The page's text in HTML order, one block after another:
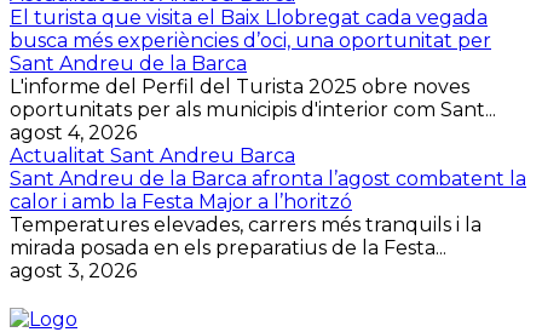
El turista que visita el Baix Llobregat cada vegada
busca més experiències d’oci, una oportunitat per
Sant Andreu de la Barca
L'informe del Perfil del Turista 2025 obre noves
oportunitats per als municipis d'interior com Sant...
agost 4, 2026
Actualitat Sant Andreu Barca
Sant Andreu de la Barca afronta l’agost combatent la
calor i amb la Festa Major a l’horitzó
Temperatures elevades, carrers més tranquils i la
mirada posada en els preparatius de la Festa...
agost 3, 2026